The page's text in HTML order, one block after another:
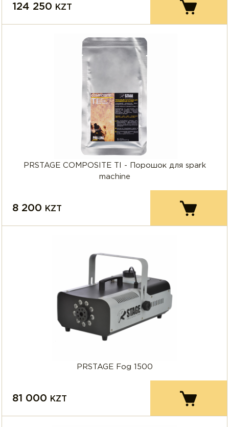
124 250 KZT
PRSTAGE COMPOSITE TI - Порошок для spark
machine
8 200 KZT
PRSTAGE Fog 1500
81 000 KZT